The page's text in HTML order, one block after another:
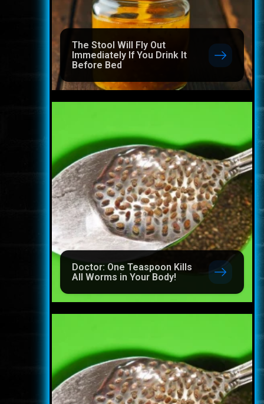
The Stool Will Fly Out
Immediately If You Drink It
Before Bed
Doctor: One Teaspoon Kills
All Worms in Your Body!